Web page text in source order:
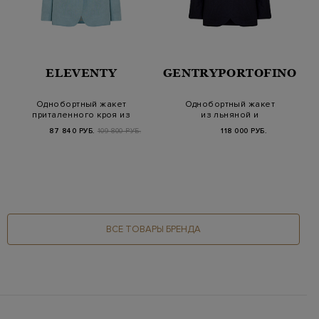
ELEVENTY
Однобортный жакет
приталенного кроя из
87 840 РУБ. 109 800 РУБ.
GENTRYPORTOFINO
Однобортный жакет
из льняной и
118 000 РУБ.
ВСЕ ТОВАРЫ БРЕНДА